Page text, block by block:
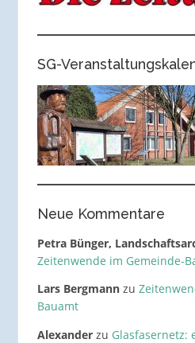
SG-
Neue Kommentare
Petra Bünger,
Zeitenwende im Gemeinde-
Lars Bergmannzu
Bauamt
Alexanderzu Glasfasernetz: